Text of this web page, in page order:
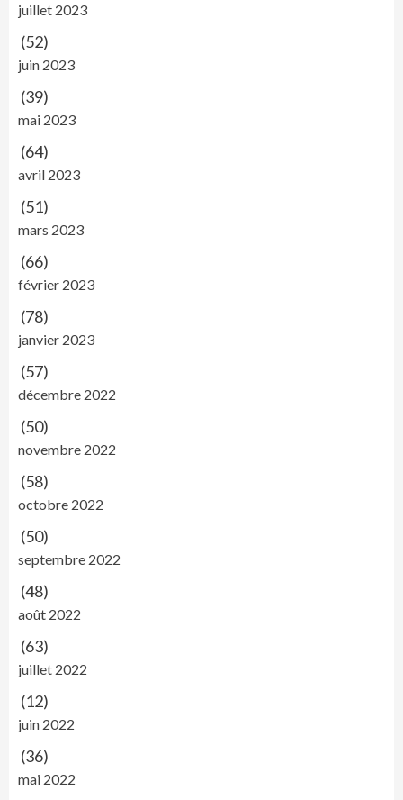
juillet 2023
(52)
juin 2023
(39)
mai 2023
(64)
avril 2023
(51)
mars 2023
(66)
février 2023
(78)
janvier 2023
(57)
décembre 2022
(50)
novembre 2022
(58)
octobre 2022
(50)
septembre 2022
(48)
août 2022
(63)
juillet 2022
(12)
juin 2022
(36)
mai 2022